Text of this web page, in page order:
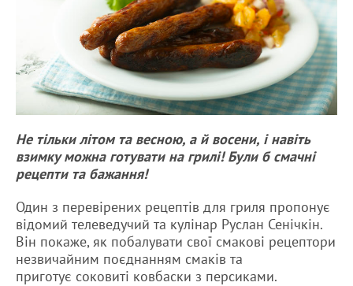
Не тільки літом та весною, а й восени, і навіть
взимку можна готувати на грилі! Були б смачні
рецепти та бажання!
Один з перевірених рецептів для гриля пропонує
відомий телеведучий та кулінар Руслан Сенічкін.
Він покаже, як побалувати свої смакові рецептори
незвичайним поєднанням смаків та
приготує соковиті ковбаски з персиками.